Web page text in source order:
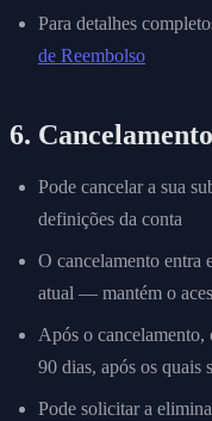
Para detalhes
de Reembolso
6.
Pode cancelar a sua
definições da conta
O cancelamento entra
atual — mantém o
Após o cancelamento,
90 dias, após os quais
Pode solicitar a